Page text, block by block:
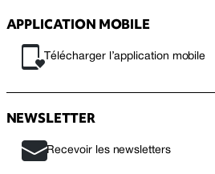
APPLICATION MOBILE
Télécharger l’application mobile
NEWSLETTER
Recevoir les newsletters